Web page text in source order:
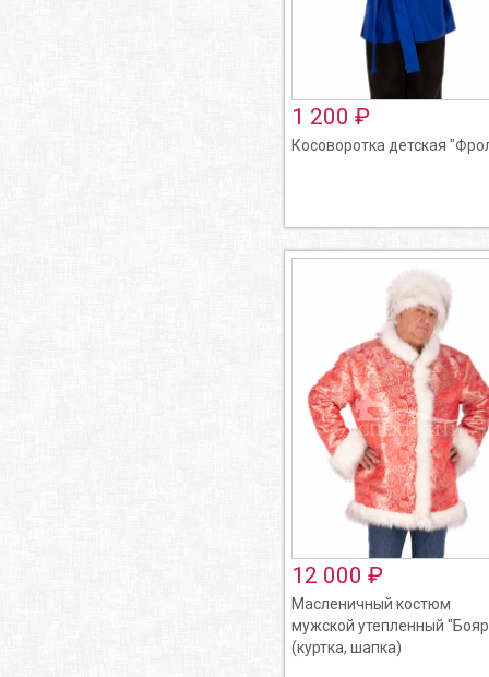
1 200 ₽
Косоворотка детская
12 000 ₽
Масленичный костюм
мужской утепленный
(куртка, шапка)